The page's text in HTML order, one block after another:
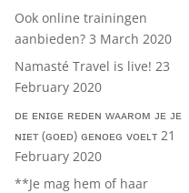
Ook online trainingen
aanbieden? 3 March 2020
Namasté Travel is live! 23
February 2020
ᴅᴇ ᴇɴɪɢᴇ ʀᴇᴅᴇɴ ᴡᴀᴀʀᴏᴍ ᴊᴇ ᴊᴇ
ɴɪᴇᴛ (ɢᴏᴇᴅ) ɢᴇɴᴏᴇɢ ᴠᴏᴇʟᴛ 21
February 2020
**Je mag hem of haar